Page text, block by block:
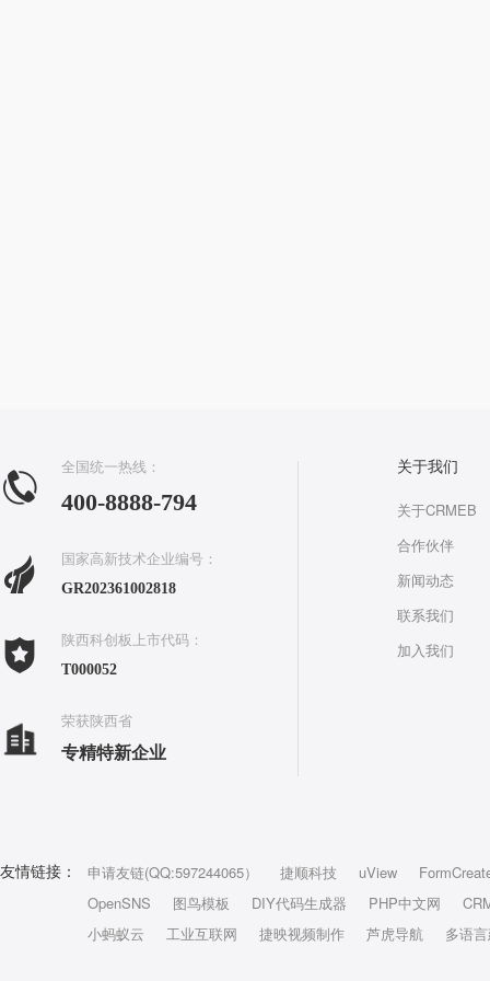
全国统一热线：
400-8888-794
国家高新技术企业编号：
GR202361002818
陕西科创板上市代码：
T000052
荣获陕西省
专精特新企业
关于我们
关于CRMEB
合作伙伴
新闻动态
联系我们
加入我们
友情链接： 申请友链(QQ:597244065） 捷顺科技 uView
OpenSNS
图鸟模板 DIY代码生成器 PHP中文网
小蚂蚁云
工业互联网 捷映视频制作 芦虎导航 多语